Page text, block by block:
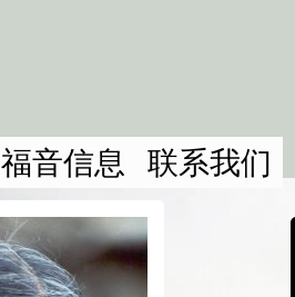
福音信息 联系我们